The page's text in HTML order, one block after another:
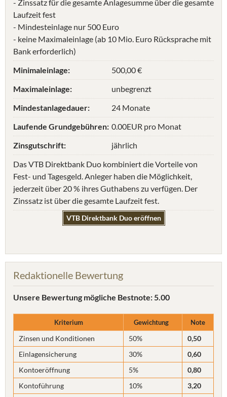
- Zinssatz für die gesamte Anlagesumme über die gesamte
Laufzeit fest
- Mindesteinlage nur 500 Euro
- keine Maximaleinlage (ab 10 Mio. Euro Rücksprache mit
Bank erforderlich)
Minimaleinlage:
500,00 €
Maximaleinlage:
unbegrenzt
Mindestanlagedauer:
24 Monate
Laufende Grundgebühren: 0.00EUR pro Monat
Zinsgutschrift:
jährlich
Das VTB Direktbank Duo kombiniert die Vorteile von
Fest- und Tagesgeld. Anleger haben die Möglichkeit,
jederzeit über 20 % ihres Guthabens zu verfügen. Der
Zinssatz ist über die gesamte Laufzeit fest.
VTB Direktbank Duo eröffnen
Redaktionelle Bewertung
Unsere Bewertung mögliche Bestnote: 5.00
Kriterium Gewichtung Note
Zinsen und Konditionen 50%
0,50
Einlagensicherung
30%
0,60
Kontoeröffnung
5%
0,80
Kontoführung
10%
3,20